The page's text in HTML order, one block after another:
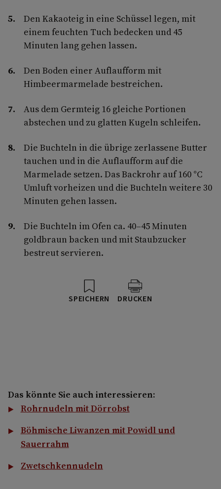
Den Kakaoteig in eine Schüssel legen, mit
einem feuchten Tuch bedecken und 45
Minuten lang gehen lassen.
Den Boden einer Auflaufform mit
Himbeermarmelade bestreichen.
Aus dem Germteig 16 gleiche Portionen
abstechen und zu glatten Kugeln schleifen.
Die Buchteln in die übrige zerlassene Butter
tauchen und in die Auflaufform auf die
Marmelade setzen. Das Backrohr auf 160 °C
Umluft vorheizen und die Buchteln weitere 30
Minuten gehen lassen.
Die Buchteln im Ofen ca. 40–45 Minuten
goldbraun backen und mit Staubzucker
bestreut servieren.
SPEICHERN DRUCKEN
Das könnte Sie auch interessieren:
Rohrnudeln mit Dörrobst
Böhmische Liwanzen mit Powidl und
Sauerrahm
Zwetschkennudeln